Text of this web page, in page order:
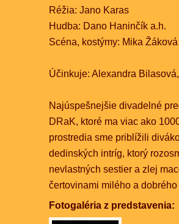
Réžia: Jano Karas
Hudba: Dano Haninčík a.h.
Scéna, kostýmy: Mika Žáková
Účinkuje: Alexandra
Najúspešnejšie divadelné
DRaK, ktoré ma viac ako
prostredia sme priblížili
dedinských intríg, ktorý
nevlastných sestier a zlej
čertovinami milého a dobrého
Fotogaléria z predstavenia: